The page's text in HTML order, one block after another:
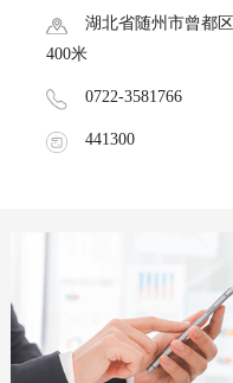
湖北省随州市曾都
400米
0722-3581766
441300